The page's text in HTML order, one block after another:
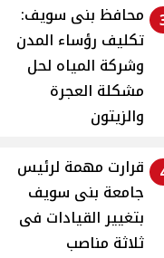
محافظ بنى سويف:
تكليف رؤساء المدن
وشركة المياه لحل
مشكلة العجرة
والزيتون
قرارت مهمة لرئيس
جامعة بنى سويف
بتغيير القيادات فى
ثلاثة مناصب